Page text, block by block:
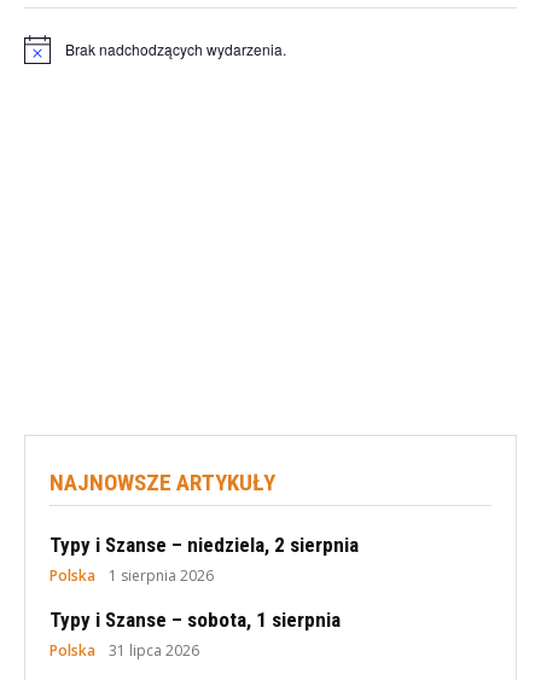
Powiadomienie
Brak nadchodzących wydarzenia.
NAJNOWSZE ARTYKUŁY
Typy i Szanse – niedziela, 2 sierpnia
Polska 1 sierpnia 2026
Typy i Szanse – sobota, 1 sierpnia
Polska 31 lipca 2026